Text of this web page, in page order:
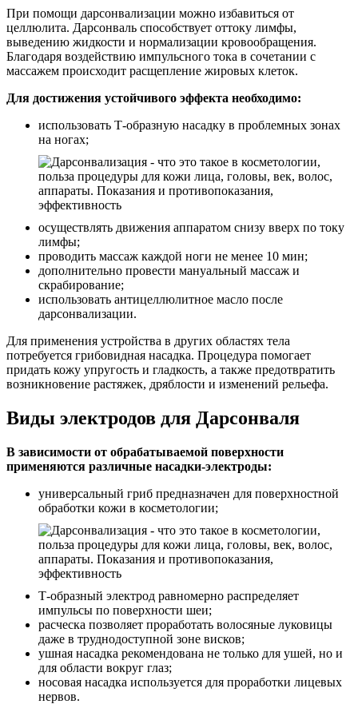
При помощи дарсонвализации можно избавиться от
целлюлита. Дарсонваль способствует оттоку лимфы,
выведению жидкости и нормализации кровообращения.
Благодаря воздействию импульсного тока в сочетании с
массажем происходит расщепление жировых клеток.
Для достижения устойчивого эффекта необходимо:
использовать Т-образную насадку в проблемных зонах
на ногах;
осуществлять движения аппаратом снизу вверх по току
лимфы;
проводить массаж каждой ноги не менее 10 мин;
дополнительно провести мануальный массаж и
скрабирование;
использовать антицеллюлитное масло после
дарсонвализации.
Для применения устройства в других областях тела
потребуется грибовидная насадка. Процедура помогает
придать кожу упругость и гладкость, а также предотвратить
возникновение растяжек, дряблости и изменений рельефа.
Виды электродов для Дарсонваля
В зависимости от обрабатываемой поверхности
применяются различные насадки-электроды:
универсальный гриб предназначен для поверхностной
обработки кожи в косметологии;
Т-образный электрод равномерно распределяет
импульсы по поверхности шеи;
расческа позволяет проработать волосяные луковицы
даже в труднодоступной зоне висков;
ушная насадка рекомендована не только для ушей, но и
для области вокруг глаз;
носовая насадка используется для проработки лицевых
нервов.